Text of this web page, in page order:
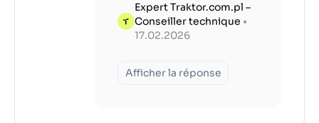
Expert Traktor.com.pl –
Conseiller technique •
17.02.2026
Afficher la réponse